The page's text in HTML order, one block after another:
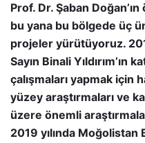
Prof. Dr. Şaban
bu yana bu bölgede üç
projeler yürütüyoruz.
Sayın Binali Yıldırım’ın
çalışmaları yapmak için
yüzey araştırmaları ve
üzere önemli
2019 yılında